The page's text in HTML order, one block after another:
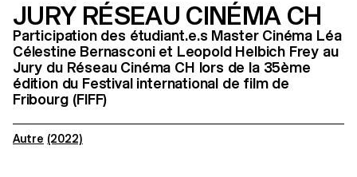
JURY RÉSEAU CINÉMA CH
Participation des étudiant.e.s Master Cinéma Léa
Célestine Bernasconi et Leopold Helbich Frey au
Jury du Réseau Cinéma CH lors de la 35ème
édition du Festival international de film de
Fribourg (FIFF)
Autre (2022)